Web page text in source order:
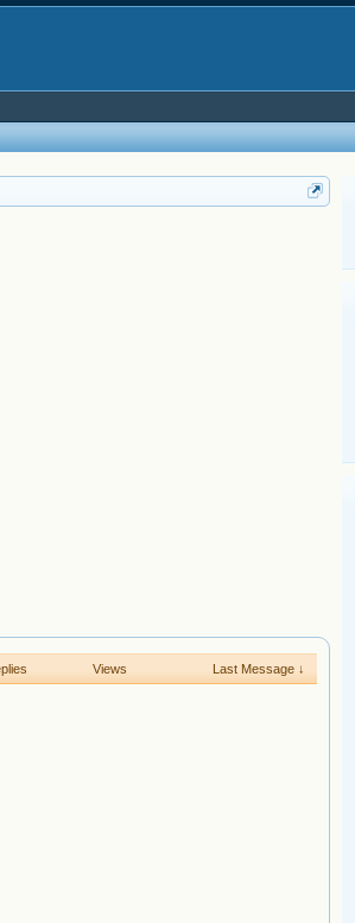
Views Last Message ↓